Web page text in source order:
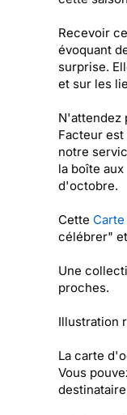
Recevoir
évoquant
surprise.
et sur les
N'attendez
Facteur
notre
la boîte
d'octobre.
Cette
célébrer"
Une
proches.
Illustration
La carte
Vous